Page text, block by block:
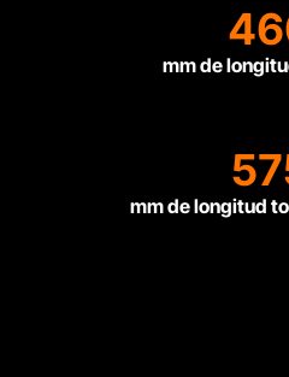
mm de
mm de longitud